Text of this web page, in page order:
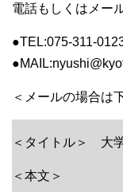
電話もしくはメー
●TEL:075-311-
＜メールの場合は
＜タイトル＞ 大
＜本文＞